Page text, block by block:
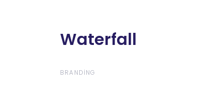
Waterfall
Waterfall
BRANDING